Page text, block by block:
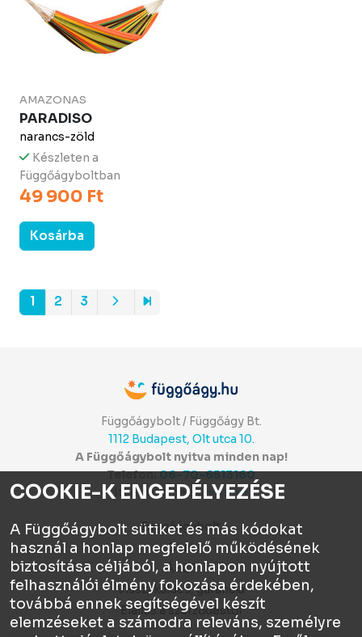
AMAZONAS
PARADISO
narancs-zöld
Készleten a
Függőágyboltban
49 900 Ft
Kosárba
1 2 3
Függőágybolt / Függőágy Bt.
1112 Budapest, Olt utca 10.
A Függőágybolt nyitva minden nap!
Telefon:06-70-6513160
Itt értékelhetsz:⭐⭐⭐⭐⭐
Függőágybolt
Chat
ÁSZF
Visszaküldés, garancia
Elállás a szerződéstől
COOKIE-K ENGEDÉLYEZÉSE
A Függőágybolt sütiket és más kódokat
használ a honlap megfelelő működésének
biztosítása céljából, a honlapon nyújtott
felhasználói élmény fokozása érdekében,
továbbá ennek segítségével készít
elemzéseket a számodra releváns, személyre